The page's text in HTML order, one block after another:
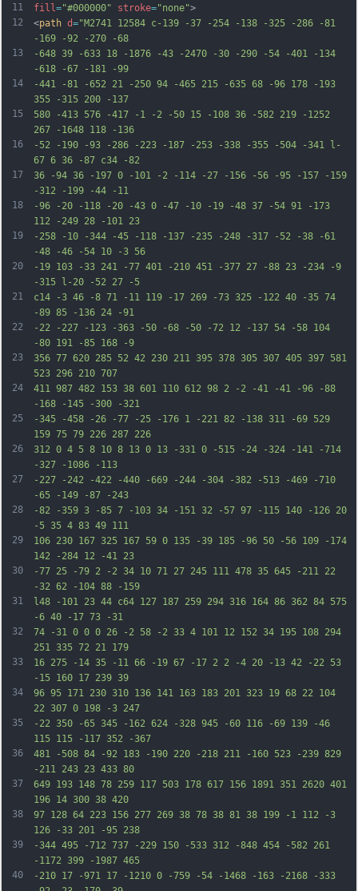
11
12
13
14
15
16
17
18
19
20
21
22
23
24
25
26
27
28
29
30
31
32
33
34
35
36
37
38
39
40
fill="#000000" stroke="none">
<path d="M2741 12584 c-139 -37 -254 -138 -325 -286 -81
-169 -92 -270 -68
-648 39 -633 18 -1876 -43 -2470 -30 -290 -54 -401 -134
-618 -67 -181 -99
-441 -81 -652 21 -250 94 -465 215 -635 68 -96 178 -193
355 -315 200 -137
580 -413 576 -417 -1 -2 -50 15 -108 36 -582 219 -1252
267 -1648 118 -136
-52 -190 -93 -286 -223 -187 -253 -338 -355 -504 -341 l-
67 6 36 -87 c34 -82
36 -94 36 -197 0 -101 -2 -114 -27 -156 -56 -95 -157 -159
-312 -199 -44 -11
-96 -20 -118 -20 -43 0 -47 -10 -19 -48 37 -54 91 -173
112 -249 28 -101 23
-258 -10 -344 -45 -118 -137 -235 -248 -317 -52 -38 -61
-48 -46 -54 10 -3 56
-19 103 -33 241 -77 401 -210 451 -377 27 -88 23 -234 -9
-315 l-20 -52 27 -5
c14 -3 46 -8 71 -11 119 -17 269 -73 325 -122 40 -35 74
-89 85 -136 24 -91
-22 -227 -123 -363 -50 -68 -50 -72 12 -137 54 -58 104
-80 191 -85 168 -9
356 77 620 285 52 42 230 211 395 378 305 307 405 397 581
523 296 210 707
411 987 482 153 38 601 110 612 98 2 -2 -41 -41 -96 -88
-168 -145 -300 -321
-345 -458 -26 -77 -25 -176 1 -221 82 -138 311 -69 529
159 75 79 226 287 226
312 0 4 5 8 10 8 13 0 13 -331 0 -515 -24 -324 -141 -714
-327 -1086 -113
-227 -242 -422 -440 -669 -244 -304 -382 -513 -469 -710
-65 -149 -87 -243
-82 -359 3 -85 7 -103 34 -151 32 -57 97 -115 140 -126 20
-5 35 4 83 49 111
106 230 167 325 167 59 0 135 -39 185 -96 50 -56 109 -174
142 -284 12 -41 23
-77 25 -79 2 -2 34 10 71 27 245 111 478 35 645 -211 22
-32 62 -104 88 -159
l48 -101 23 44 c64 127 187 259 294 316 164 86 362 84 575
-6 40 -17 73 -31
74 -31 0 0 0 26 -2 58 -2 33 4 101 12 152 34 195 108 294
251 335 72 21 179
16 275 -14 35 -11 66 -19 67 -17 2 2 -4 20 -13 42 -22 53
-15 160 17 239 39
96 95 171 230 310 136 141 163 183 201 323 19 68 22 104
22 307 0 198 -3 247
-22 350 -65 345 -162 624 -328 945 -60 116 -69 139 -46
115 115 -117 352 -367
481 -508 84 -92 183 -190 220 -218 211 -160 523 -239 829
-211 243 23 433 80
649 193 148 78 259 117 503 178 617 156 1891 351 2620 401
196 14 300 38 420
97 128 64 223 156 277 269 38 78 38 81 38 199 -1 112 -3
126 -33 201 -95 238
-344 495 -712 737 -229 150 -533 312 -848 454 -582 261
-1172 399 -1987 465
-210 17 -971 17 -1210 0 -759 -54 -1468 -163 -2168 -333